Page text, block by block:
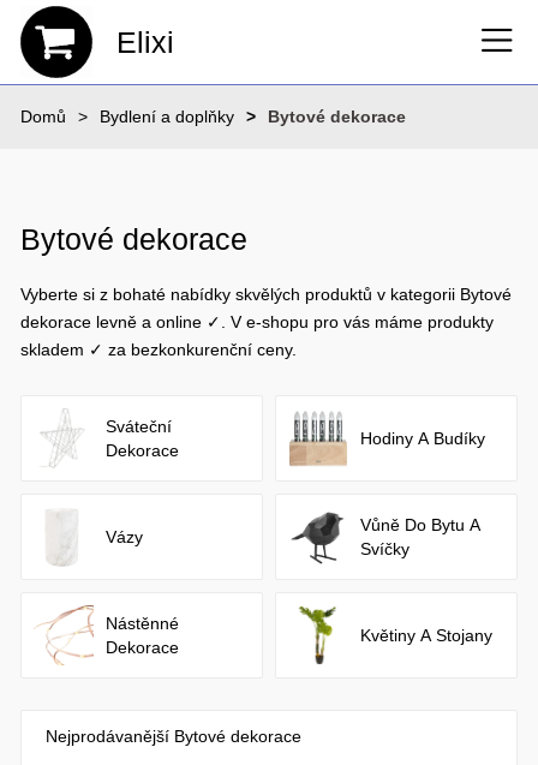
Elixi
Domů Bydlení a doplňky Bytové dekorace
Bytové dekorace
Vyberte si z bohaté nabídky skvělých produktů v kategorii Bytové
dekorace levně a online ✓. V e-shopu pro vás máme produkty
skladem ✓ za bezkonkurenční ceny.
Sváteční
Dekorace
Hodiny A Budíky
Vázy
Vůně Do Bytu A
Svíčky
Nástěnné
Dekorace
Květiny A Stojany
Nejprodávanější Bytové dekorace